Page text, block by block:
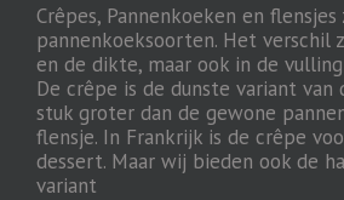
Crêpes, Pannenkoeken en
pannenkoeksoorten. Het verschil
en de dikte, maar ook in de
De crêpe is de dunste variant van
stuk groter dan de gewone
flensje. In Frankrijk is de crêpe
dessert. Maar wij bieden ook de
variant